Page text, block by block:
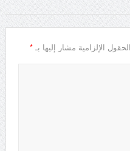
الحقول الإلزامية مشار إليها بـ *